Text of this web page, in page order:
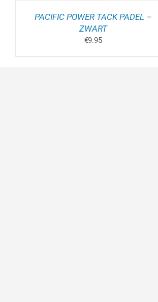
PACIFIC POWER TACK PADEL –
ZWART
€9.95